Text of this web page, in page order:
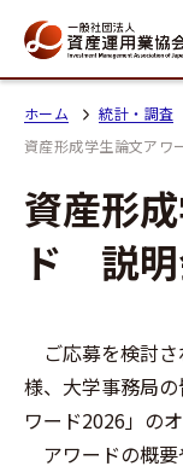
ホーム 統計・調査
資産形成学生論文ア
資産形
ド 説
ご応募を検討さ
様、大学事務局
ワード2026」の
アワードの概要